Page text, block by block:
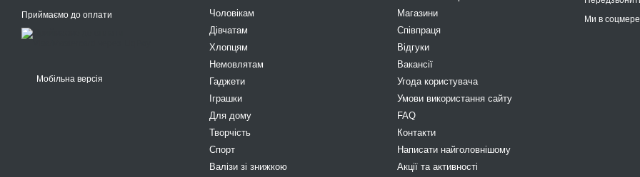
Приймаємо до оплати
Мобільна версія
Чоловікам
Дівчатам
Хлопцям
Немовлятам
Гаджети
Іграшки
Для дому
Творчість
Спорт
Валізи зі знижкою
Магазини
Співпраця
Відгуки
Вакансії
Угода користувача
Умови використання сайту
FAQ
Контакти
Написати найголовнішому
Акції та активності
Ми в